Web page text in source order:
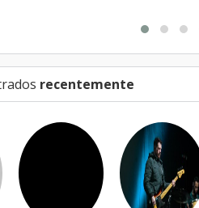
recentemente